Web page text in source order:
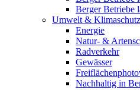
Berger Betriebe
Umwelt & Klimaschutz
Energie
Natur- &
Radverkehr
Gewässer
Nachhaltig in